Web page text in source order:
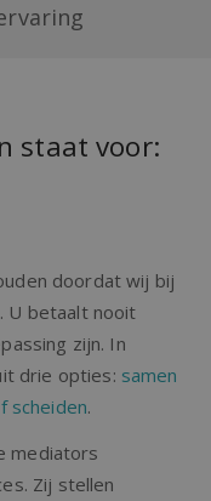
staat voor:
doordat wij bij
U betaalt nooit
zijn. In
drie opties: samen
scheiden.
mediators
Zij stellen